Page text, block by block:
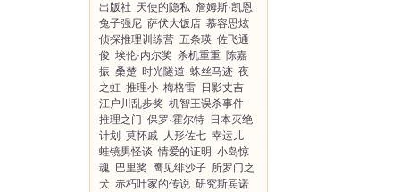
出版社 天使的隐私 詹姆斯·凯恩
兔子强尼 萨伏大饭店 慕容思炫
侦探推理训练营 五条瑛 佐飞通
俊 埃伦·内尔奖 杀机重重 陈嘉
振 桑楚 时光隧道 蛛丝马迹 夜
之虹 推理小 梅格雷 日影丈吉
江户川乱步奖 机智王误杀事件
推理之门 保罗·霍尔特 日本灭绝
计划
莫怀戚 人形佐七 幸运儿
蛙镜男怪谈 情爱的证明 小岛惊
魂 巴里奖 鹰见绯沙子 所罗门之
犬 赤朽叶家的传说 研究斯宾诺